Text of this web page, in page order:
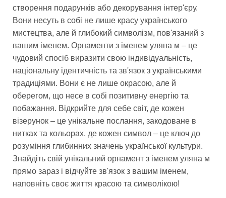
створення подарунків або декорування інтер'єру.
Вони несуть в собі не лише красу українського
мистецтва, але й глибокий символізм, пов'язаний з
вашим іменем. Орнаменти з іменем уляна м – це
чудовий спосіб виразити свою індивідуальність,
національну ідентичність та зв'язок з українськими
традиціями. Вони є не лише окрасою, але й
оберегом, що несе в собі позитивну енергію та
побажання. Відкрийте для себе світ, де кожен
візерунок – це унікальне послання, закодоване в
нитках та кольорах, де кожен символ – це ключ до
розуміння глибинних значень української культури.
Знайдіть свій унікальний орнамент з іменем уляна м
прямо зараз і відчуйте зв'язок з вашим іменем,
наповніть своє життя красою та символікою!